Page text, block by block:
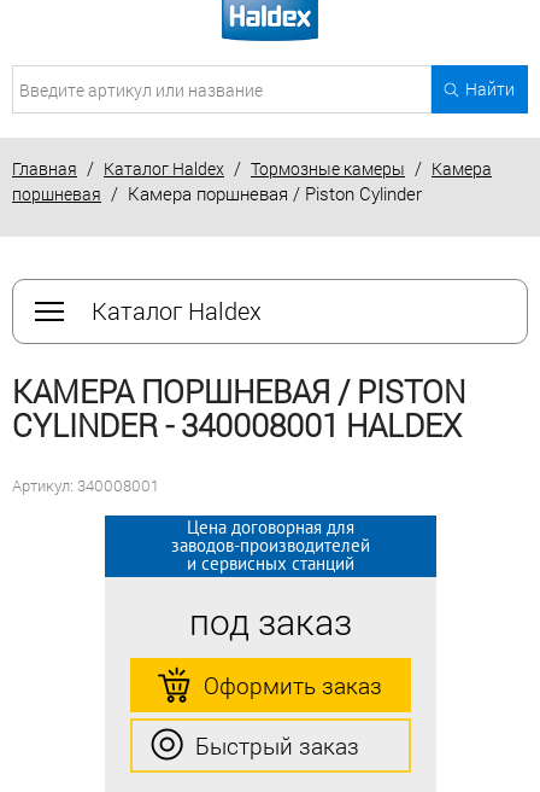
Найти
Главная / Каталог Haldex / Тормозные камеры / Камера
поршневая / Камера поршневая / Piston Cylinder
Каталог Haldex
КАМЕРА ПОРШНЕВАЯ / PISTON
CYLINDER - 340008001 HALDEX
Артикул: 340008001
Цена договорная для
заводов-производителей
и сервисных станций
под заказ
Оформить заказ
Быстрый заказ
Цена договорная для
заводов-производителей
и сервисных станций
под заказ
Оформить заказ
Быстрый заказ